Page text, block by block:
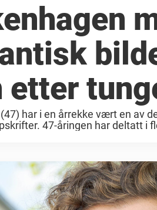
har i en årrekke vært en av
47-åringen har deltatt i